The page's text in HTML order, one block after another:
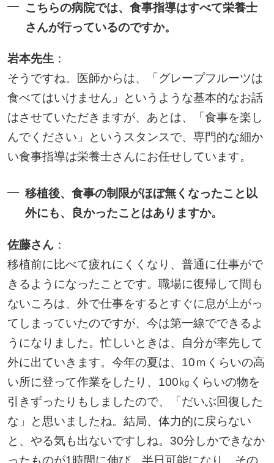
こちらの病院では、食事指導はすべて栄養士
さんが行っているのですか。
岩本先生 ：
そうですね。医師からは、「グレープフルーツは
食べてはいけません」というような基本的なお話
はさせていただきますが、あとは、「食事を楽し
んでください」というスタンスで、専門的な細か
い食事指導は栄養士さんにお任せしています。
移植後、食事の制限がほぼ無くなったこと以
外にも、良かったことはありますか。
佐藤さん：
移植前に比べて疲れにくくなり、普通に仕事がで
きるようになったことです。職場に復帰して間も
ないころは、外で仕事をするとすぐに息が上がっ
てしまっていたのですが、今は第一線でできるよ
うになりました。忙しいときは、自分が率先して
外に出ていきます。今年の夏は、10ｍくらいの高
い所に登って作業をしたり、100㎏くらいの物を
引きずったりもしましたので、「だいぶ回復した
な」と思いましたね。結局、体力的に戻らない
と、やる気も出ないですしね。30分しかできなか
ったものが1時間に伸び、半日可能になり、その